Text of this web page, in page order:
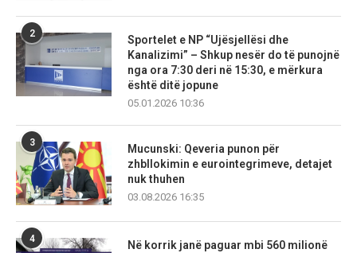
2
Sportelet e NP “Ujësjellësi dhe
Kanalizimi” – Shkup nesër do të punojnë
nga ora 7:30 deri në 15:30, e mërkura
është ditë jopune
05.01.2026 10:36
3
Mucunski: Qeveria punon për
zhbllokimin e eurointegrimeve, detajet
nuk thuhen
03.08.2026 16:35
4
Në korrik janë paguar mbi 560 milionë